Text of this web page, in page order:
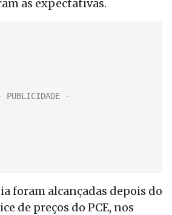
as expectativas.
foram alcançadas depois do
de preços do PCE, nos